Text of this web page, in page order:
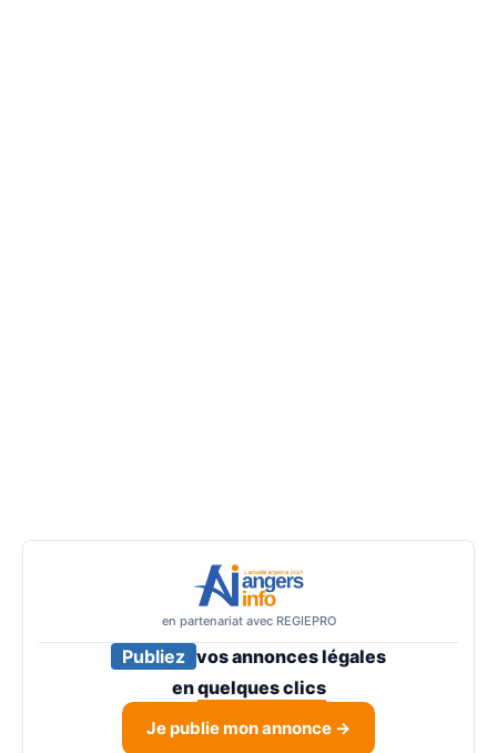
en partenariat avec REGIEPRO
Publiez vos annonces légales
enquelques clics
Je publie mon annonce →